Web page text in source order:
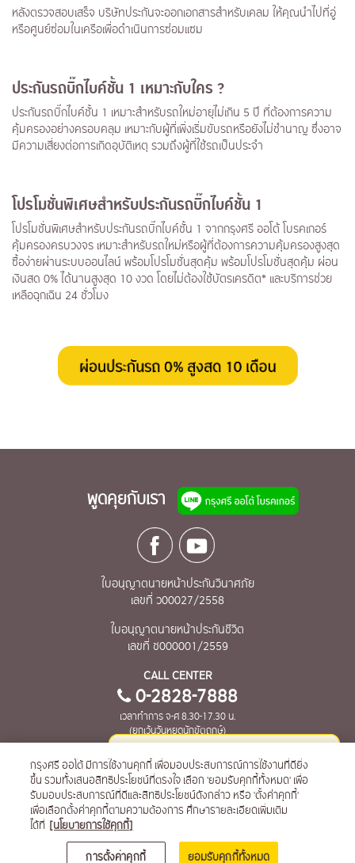
หลังตรวจสอบเสร็จ บริษัทประกันจะออกเอกสารสำหรับเคลม ให้คุณนำไปที่อู่
หรือศูนย์ซ่อมในเครือเพื่อดำเนินการซ่อมแซม
ประกันรถบิ๊กไบค์ชั้น 1 เหมาะกับใคร ?
ประกันรถบิ๊กไบค์ชั้น 1 เหมาะสำหรับรถใหม่อายุไม่เกิน 5 ปี ที่ต้องการความ
คุ้มครองอย่างครอบคลุม เหมาะกับผู้ที่เพิ่งเริ่มขับรถหรือยังไม่ชำนาญ ซึ่งอาจ
มีความเสี่ยงต่อการเกิดอุบัติเหตุ รวมถึงผู้ที่ใช้รถเป็นประจำ
โปรโมชั่นพิเศษสำหรับประกันรถบิ๊กไบค์ชั้น 1
โปรโมชั่นพิเศษสำหรับประกันรถบิ๊กไบค์ชั้น 1 จากกรุงศรี ออโต้ โบรคเกอร์
คุ้มครองครบวงจร เหมาะสำหรับรถใหม่หรือผู้ที่ต้องการความคุ้มครองสูงสุด
ซื้อง่ายผ่านระบบออนไลน์ พร้อมโปรโมชั่นสุดคุ้ม พร้อมโปรโมชั่นสุดคุ้ม ผ่อน
เงินสด 0% ได้นานสูงสุด 10 งวด โดยไม่ต้องใช้บัตรเครดิต* และบริการช่วย
เหลือฉุกเฉิน 24 ชั่วโมง
พูดคุยกับเรา
ใบอนุญาตนายหน้าประกันวินาศภัย
เลขที่ ว00027/2558
ใบอนุญาตนายหน้าประกันชีวิต
เลขที่ ช000001/2559
CALL CENTER
0-2828-7888
เวลาทำการ จ-ศ 8.30-17.30 น.
(ยกเว้นวันหยุดนักขัตฤกษ์)
เกี่ยวกับกรุงศรี ออโต้ โบรคเกอร์
ข้อตกลงการใช้งาน
ข้อมูลส่วนบุคคลและนโยบายเกี่ยวกับความเป็นส่วนตัว
การเปิดเผยข้อมูล
ติดต่อให้น้องคานะช่วยเหลือได้ที่นี่ค่ะ
กรุงศรี ออโต้ มีการใช้งานคุกกี้ เพื่อมอบประสบการณ์การใช้งานที่ดียิ่ง
ขึ้น รวมทั้งเสนอสิทธิประโยชน์ที่ตรงใจ เลือก 'ยอมรับคุกกี้ทั้งหมด' เพื่อ
รับมอบประสบการณ์ที่ดีและสิทธิประโยชน์ดังกล่าว หรือ 'ตั้งค่าคุกกี้'
เพื่อเลือกตั้งค่าคุกกี้ตามความต้องการ ศึกษารายละเอียดเพิ่มเติม
ได้ที่ [นโยบายการใช้คุกกี้]
การตั้งค่าคุกกี้
ยอมรับคุกกี้ทั้งหมด